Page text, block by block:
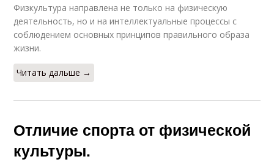
Физкультура направлена не только на физическую
деятельность, но и на интеллектуальные процессы с
соблюдением основных принципов правильного образа
жизни.
Читать дальше →
Отличие спорта от физической
культуры.